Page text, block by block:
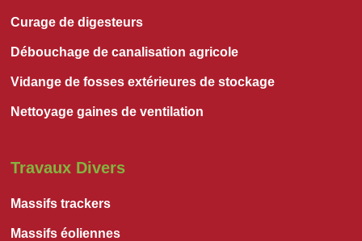
Curage de digesteurs
Débouchage de canalisation agricole
Vidange de fosses extérieures de stockage
Nettoyage gaines de ventilation
Travaux Divers
Massifs trackers
Massifs éoliennes